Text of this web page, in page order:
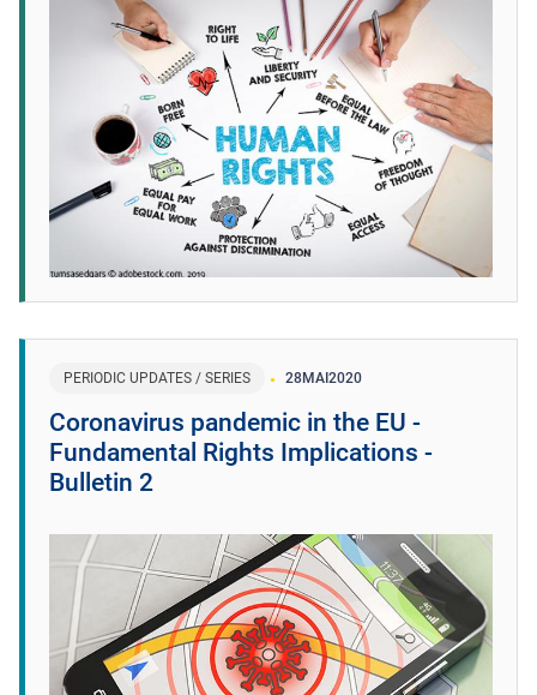
PERIODIC UPDATES / SERIES 28MAI2020
Coronavirus pandemic in the EU -
Fundamental Rights Implications -
Bulletin 2